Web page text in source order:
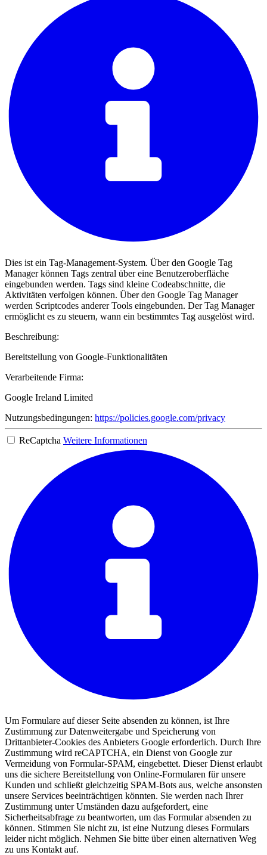
Dies ist ein Tag-Management-System. Über den Google Tag
Manager können Tags zentral über eine Benutzeroberfläche
eingebunden werden. Tags sind kleine Codeabschnitte, die
Aktivitäten verfolgen können. Über den Google Tag Manager
werden Scriptcodes anderer Tools eingebunden. Der Tag Manager
ermöglicht es zu steuern, wann ein bestimmtes Tag ausgelöst wird.
Beschreibung:
Bereitstellung von Google-Funktionalitäten
Verarbeitende Firma:
Google Ireland Limited
Nutzungsbedingungen: https://policies.google.com/privacy
ReCaptcha Weitere Informationen
Um Formulare auf dieser Seite absenden zu können, ist Ihre
Zustimmung zur Datenweitergabe und Speicherung von
Drittanbieter-Cookies des Anbieters Google erforderlich. Durch Ihre
Zustimmung wird reCAPTCHA, ein Dienst von Google zur
Vermeidung von Formular-SPAM, eingebettet. Dieser Dienst erlaubt
uns die sichere Bereitstellung von Online-Formularen für unsere
Kunden und schließt gleichzeitig SPAM-Bots aus, welche ansonsten
unsere Services beeinträchtigen könnten. Sie werden nach Ihrer
Zustimmung unter Umständen dazu aufgefordert, eine
Sicherheitsabfrage zu beantworten, um das Formular absenden zu
können. Stimmen Sie nicht zu, ist eine Nutzung dieses Formulars
leider nicht möglich. Nehmen Sie bitte über einen alternativen Weg
zu uns Kontakt auf.